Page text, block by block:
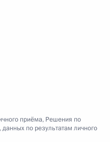
приёма, Решения по
по результатам личного